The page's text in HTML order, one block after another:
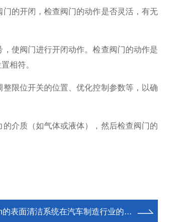
的开闭，检查阀门的动作是否灵活，有无
使阀门进行开闭动作。检查阀门的动作是
相符。
限位开关的位置、优化控制参数等，以确
介质（如气体或液体），然后检查阀门的
面清洁系统在汽车制造行业的应用案例